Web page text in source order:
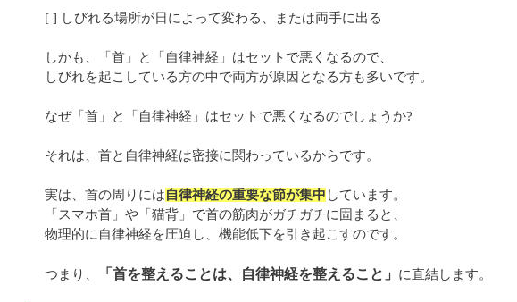
[ ] しびれる場所が日によって変わる、または両手に出る
しかも、「首」と「自律神経」はセットで悪くなるので、
しびれを起こしている方の中で両方が原因となる方も多いです。
なぜ「首」と「自律神経」はセットで悪くなるのでしょうか?
それは、首と自律神経は密接に関わっているからです。
実は、首の周りには自律神経の重要な節が集中 しています。
「スマホ首」や「猫背」で首の筋肉がガチガチに固まると、
物理的に自律神経を圧迫し、機能低下を引き起こすのです。
つまり、 「首を整えることは、自律神経を整えること」 に直結します。